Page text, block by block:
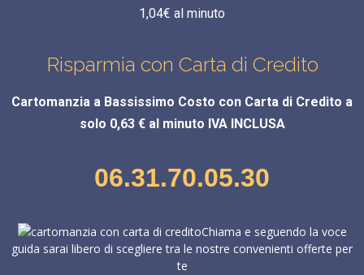
1,04€ al minuto
Risparmia con Carta di Credito
Cartomanzia a Bassissimo Costo con Carta di Credito a
solo 0,63 € al minuto IVA INCLUSA
06.31.70.05.30
Chiama e seguendo la voce
guida sarai libero di scegliere tra le nostre convenienti offerte per
te